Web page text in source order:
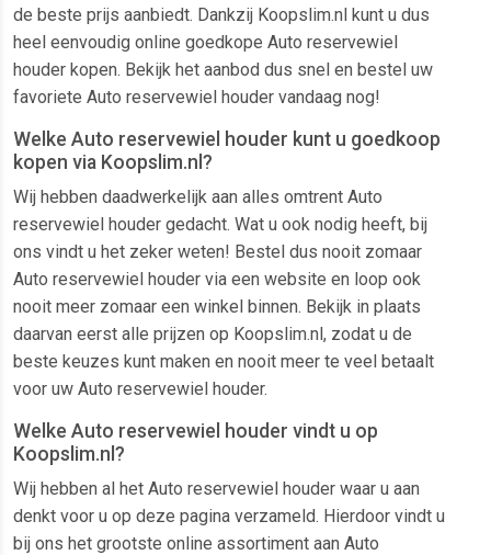
de beste prijs aanbiedt. Dankzij Koopslim.nl kunt u dus
heel eenvoudig online goedkope Auto reservewiel
houder kopen. Bekijk het aanbod dus snel en bestel uw
favoriete Auto reservewiel houder vandaag nog!
Welke Auto reservewiel houder kunt u goedkoop
kopen via Koopslim.nl?
Wij hebben daadwerkelijk aan alles omtrent Auto
reservewiel houder gedacht. Wat u ook nodig heeft, bij
ons vindt u het zeker weten! Bestel dus nooit zomaar
Auto reservewiel houder via een website en loop ook
nooit meer zomaar een winkel binnen. Bekijk in plaats
daarvan eerst alle prijzen op Koopslim.nl, zodat u de
beste keuzes kunt maken en nooit meer te veel betaalt
voor uw Auto reservewiel houder.
Welke Auto reservewiel houder vindt u op
Koopslim.nl?
Wij hebben al het Auto reservewiel houder waar u aan
denkt voor u op deze pagina verzameld. Hierdoor vindt u
bij ons het grootste online assortiment aan Auto